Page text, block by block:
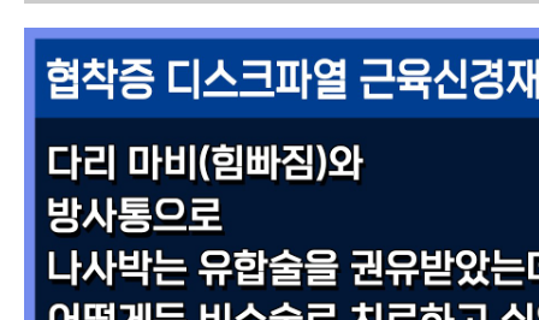
리디스크탈출의 차이점
허리디스크, 척추관협착
증 MRI만 보고 진단하면